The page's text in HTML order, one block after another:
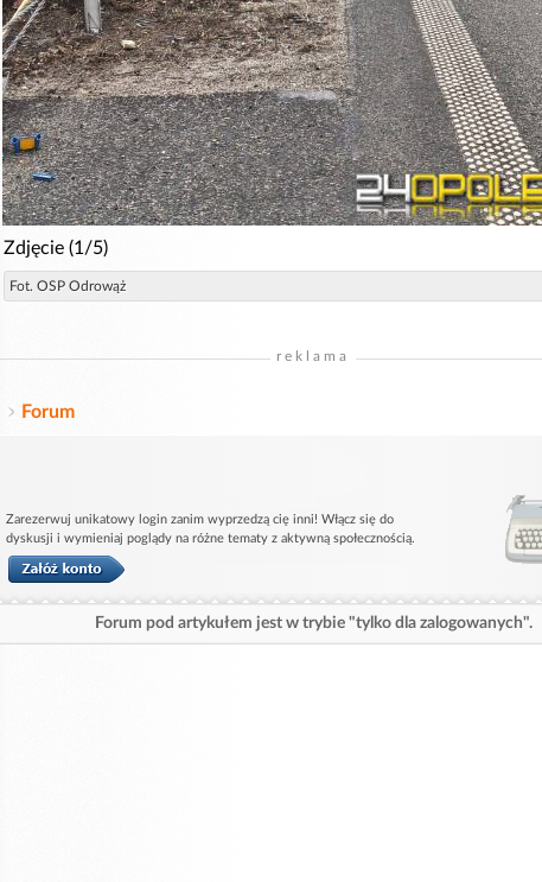
Zdjęcie (1/5)
Fot. OSP Odrowąż
reklama
Forum
Zarezerwuj unikatowy login zanim wyprzedzą cię inni! Włącz się do
dyskusji i wymieniaj poglądy na różne tematy z aktywną społecznością.
Forum pod artykułem jest w trybie "tylko dla zalogowanych".